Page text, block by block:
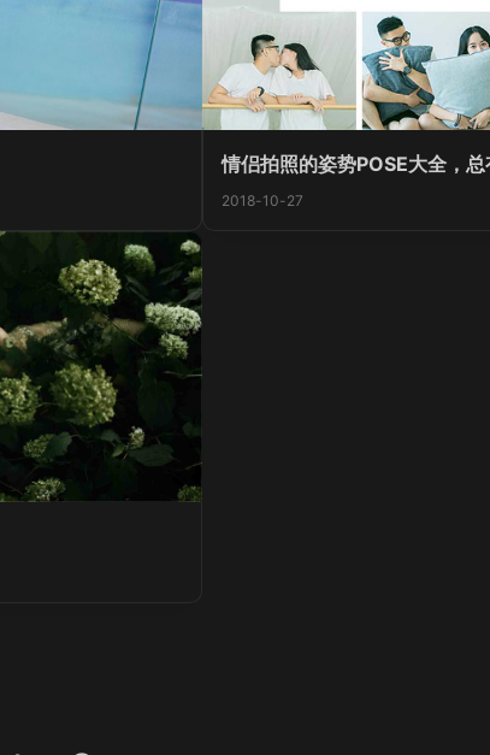
情侣拍照的姿势POSE大全，
2018-10-27